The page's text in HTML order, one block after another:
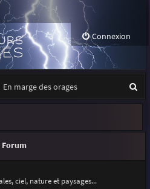
Connexion
En marge des orages
e
e
Forum
ciel, nature et paysages...